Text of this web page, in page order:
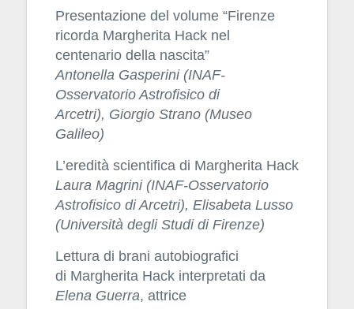
Presentazione del volume “Firenze
ricorda Margherita Hack nel
centenario della nascita”
Antonella Gasperini (INAF-
Osservatorio Astrofisico di
Arcetri), Giorgio Strano (Museo
Galileo)
L’eredità scientifica di Margherita Hack
Laura Magrini (INAF-Osservatorio
Astrofisico di Arcetri), Elisabeta Lusso
(Università degli Studi di Firenze)
Lettura di brani autobiografici
di Margherita Hack interpretati da
Elena Guerra, attrice